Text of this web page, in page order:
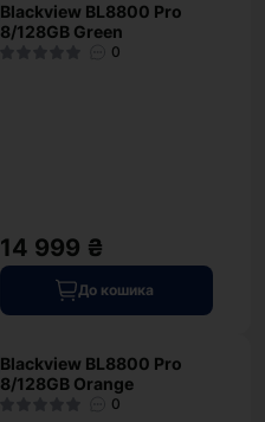
Blackview BL8800 Pro
8/128GB Green
0
14 999 ₴
До кошика
Blackview BL8800 Pro
8/128GB Orange
0